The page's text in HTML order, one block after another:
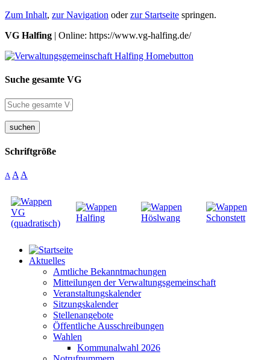
Zum Inhalt, zur Navigation oderzur Startseite springen.
VG Halfing | Online: https://www.vg-halfing.de/
Suche gesamte VG
suchen
Schriftgröße
A A A
Aktuelles
Amtliche Bekanntmachungen
Mitteilungen der Verwaltungsgemeinschaft
Veranstaltungskalender
Sitzungskalender
Stellenangebote
Öffentliche Ausschreibungen
Wahlen
Kommunalwahl 2026